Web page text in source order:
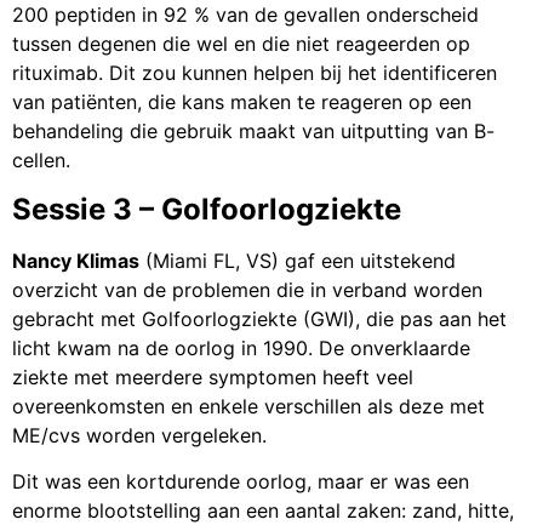
200 peptiden in 92 % van de gevallen onderscheid
tussen degenen die wel en die niet reageerden op
rituximab. Dit zou kunnen helpen bij het identificeren
van patiënten, die kans maken te reageren op een
behandeling die gebruik maakt van uitputting van B-
cellen.
Sessie 3 – Golfoorlogziekte
Nancy Klimas (Miami FL, VS) gaf een uitstekend
overzicht van de problemen die in verband worden
gebracht met Golfoorlogziekte (GWI), die pas aan het
licht kwam na de oorlog in 1990. De onverklaarde
ziekte met meerdere symptomen heeft veel
overeenkomsten en enkele verschillen als deze met
ME/cvs worden vergeleken.
Dit was een kortdurende oorlog, maar er was een
enorme blootstelling aan een aantal zaken: zand, hitte,